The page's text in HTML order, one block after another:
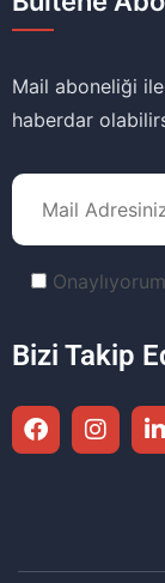
Mail aboneliği
haberdar
Onaylıyorum
Bizi Takip